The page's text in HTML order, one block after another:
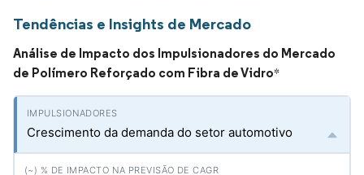
Tendências e Insights de Mercado
Análise de Impacto dos Impulsionadores do Mercado
de Polímero Reforçado com Fibra de Vidro*
Crescimento da demanda do setor automotivo